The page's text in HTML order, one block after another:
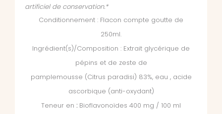
artificiel de conservation.*
Conditionnement : Flacon compte goutte de
250ml.
Ingrédient(s)/Composition : Extrait glycérique de
pépins et de zeste de
pamplemousse (Citrus paradisi) 83%, eau , acide
ascorbique (anti-oxydant)
Teneur en : Bioflavonoïdes 400 mg / 100 ml